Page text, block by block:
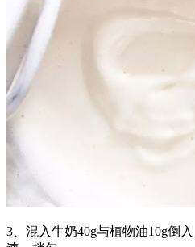
3、混入牛奶40g与植物油10g倒